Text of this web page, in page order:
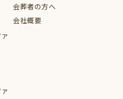
会葬者の方へ
会社概要